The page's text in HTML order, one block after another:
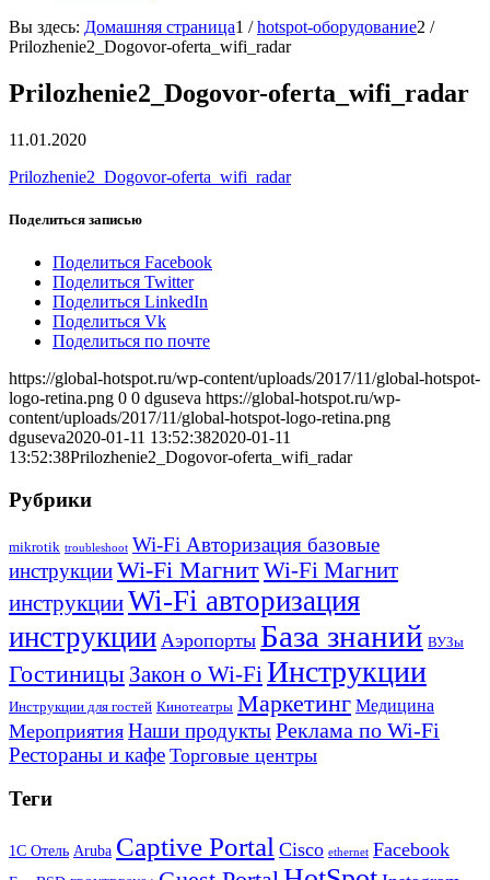
Вы здесь: Домашняя страница1 / hotspot-оборудование2 /
Prilozhenie2_Dogovor-oferta_wifi_radar
Prilozhenie2_Dogovor-oferta_wifi_radar
11.01.2020
Prilozhenie2_Dogovor-oferta_wifi_radar
Поделиться записью
Поделиться Facebook
Поделиться Twitter
Поделиться LinkedIn
Поделиться Vk
Поделиться по почте
https://global-hotspot.ru/wp-content/uploads/2017/11/global-hotspot-
logo-retina.png 0 0 dguseva https://global-hotspot.ru/wp-
content/uploads/2017/11/global-hotspot-logo-retina.png
dguseva2020-01-11 13:52:382020-01-11
13:52:38Prilozhenie2_Dogovor-oferta_wifi_radar
Рубрики
mikrotik troubleshoot Wi-Fi Авторизация базовые
инструкцииWi-Fi МагнитWi-Fi Магнит
инструкцииWi-Fi авторизация
инструкции Аэропорты База знаний ВУЗы
Гостиницы Закон о Wi-Fi Инструкции
Инструкции для гостей Кинотеатры Маркетинг Медицина
Мероприятия Наши продуктыРеклама по Wi-Fi
Рестораны и кафе Торговые центры
Теги
1С Отель Aruba Captive Portal Cisco ethernet Facebook